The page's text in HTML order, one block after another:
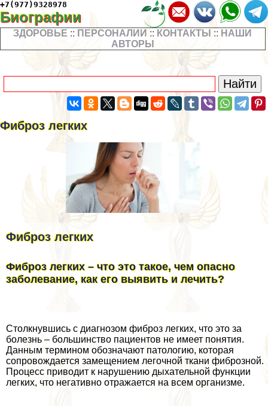
+7(977)9328978
Биографии
ЗДОРОВЬЕ :: ПЕРСОНАЛИИ :: КОНТАКТЫ :: НАШИ
АВТОРЫ
Фиброз легких
Фиброз легких
Фиброз легких – что это такое, чем опасно
заболевание, как его выявить и лечить?
Столкнувшись с диагнозом фиброз легких, что это за
болезнь – большинство пациентов не имеет понятия.
Данным термином обозначают патологию, которая
сопровождается замещением легочной ткани фиброзной.
Процесс приводит к нарушению дыхательной функции
легких, что негативно отражается на всем организме.